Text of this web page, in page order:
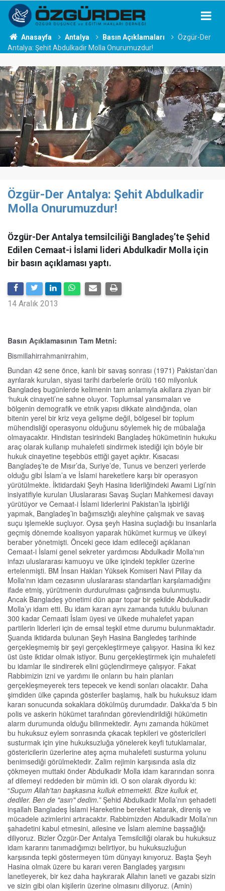
Anasayfa Antalya Basın Açıklamaları
Özgür-Der
Antalya: Şehit Abdulkadir Molla Onurumuzdur!
Özgür-Der Antalya: Şehit Abdulkadir
Molla Onurumuzdur!
Özgür-Der Antalya temsilciliği Bangladeş’te Şehid
Edilen Cemaat-i İslami lideri Abdulkadir Molla için
bir basın açıklaması yaptı.
14 Aralık 2013
Basın Açıklamasının Tam Metni:
Bismillahirrahmanirrahim,
Bundan 42 sene önce, kanlı bir savaş sonrası (1971) Pakistan’dan
ayrılarak kurulan, siyasi tarihi darbelerle örülü 160 milyonluk
Bangladeş bugünlerde kelimenin tam anlamıyla akıllara ziyan bir
‘hukuk cinayeti’ne sahne oluyor. Toplumsal yansımaları ve
bölgenin demografik ve etnik yapısı dikkate alındığında, olan
bitenin yerel bir kriz veya gelişme değil, bölgesel bir toplum
mühendisliği operasyonu olduğunu söylemek hiç de mübalağa
olmayacaktır. Hindistan tesirindeki Bangladeş hükümetinin hukuku
araç olarak kullanıp muhalefeti sindirmek istediği için böyle bir
hukuk cinayetine teşebbüs ettiği gayet açıktır. Kısacası
Bangladeş’te de Mısır’da, Suriye’de, Tunus ve benzeri yerlerde
olduğu gibi İslam’a ve İslami hareketlere karşı bir operasyon
yürütülmekte. İktidardaki Şeyh Hasina liderliğindeki Awami Ligi’nin
insiyatifiyle kurulan Uluslararası Savaş Suçları Mahkemesi davayı
yürütüyor ve Cemaat-i İslami liderlerini Pakistan’la işbirliği
yapmak, Bangladeş’in bağımsızlığı aleyhine çalışmak ve savaş
suçu işlemekle suçluyor. Oysa şeyh Hasina suçladığı bu insanlarla
geçmiş dönemde koalisyon yaparak hükümet kurmuş ve ülkeyi
beraber yönetmişti. Önceki gece idam edileceği açıklanan
Cemaat-i İslami genel sekreter yardımcısı Abdulkadir Molla'nın
infazı uluslararası kamuoyu ve ülke içindeki tepkiler üzerine
ertelenmişti. BM İnsan Hakları Yüksek Komiseri Navi Pillay da
Molla'nın idam cezasının uluslararası standartları karşılamadığını
ifade etmiş, yürütmenin durdurulması çağrısında bulunmuştu.
Ancak Bangladeş yönetimi dün apar topar bir şekilde Abdulkadir
Molla’yı idam etti. Bu idam kararı aynı zamanda tutuklu bulunan
300 kadar Cemaati İslam üyesi ve ülkede muhalefet yapan
partilerin liderleri için de emsal teşkil etme durumu bulunmaktadır.
Şuanda iktidarda bulunan Şeyh Hasina Bangledeş tarihinde
gerçekleşmemiş bir şeyi gerçekleştirmeye çalışıyor. Hasina iki kez
üst üste iktidar olmak istiyor. Bunu gerçekleştirmek için muhalefeti
bu idamlar ile sindirerek elini güçlendirmeye çalışıyor. Fakat
Rabbimizin izni ve yardımı ile onların bu hain planları
gerçekleşmeyerek ters tepecek ve kendi sonları olacaktır. Daha
şimdiden ülke çapında gösteriler başlamış, halk bu hukuksuz idam
kararı sonucunda sokaklara dökülmüş durumdadır. Dakka'da 5 bin
polis ve askerin hükümet tarafından görevlendirildiği hükümetin
alarm durumunda olduğu bilinmektedir. Aynı zamanda hükümet
bu hukuksuz eylem sonrasında çıkacak tepkileri ve göstericileri
susturmak için yine hukuksuzluğa yönelerek keyfi tutuklamalar,
göstericilerin üzerlerine ateş açma muhalefeti susturma yolunu
benimsediği görülmektedir. Zalim rejimin karşısında asla diz
çökmeyen muttaki önder Abdulkadir Molla idam kararından sonra
af dilemeyi reddeden bir mümin idi. O son olarak diyordu ki:
“Suçum Allah'tan başkasına kulluk etmemekti. Bize kulluk et,
dediler. Ben de "asın" dedim.”Şehid Abdulkadir Molla’nın şehadeti
inşallah Bangladeş İslami Hareketine bereket katarak, direniş ve
mücadele azimlerini artıracaktır. Rabbimizden Abdulkadir Molla’nın
şahadetini kabul etmesini, ailesine ve İslam alemine başsağlığı
diliyoruz. Bizler Özgür-Der Antalya Temsilciliği olarak bu hukuksuz
idam kararını tanımadığımızı belirtiyor, bu hukuksuzluğun
karşısında tepki göstermeyen tüm dünyayı kınıyoruz. Başta Şeyh
Hasina olmak üzere bu kararı veren Bangladeş yargısını
lanetleyerek, bir kez daha haykırarak Allahın laneti ve gazabı sizin
ve sizin gibi olan kişilerin üzerine olmasını diliyoruz. (Amin)